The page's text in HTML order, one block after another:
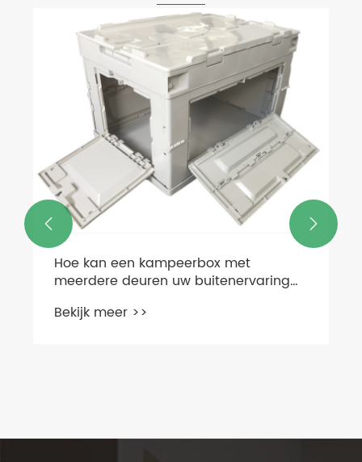
Hoe kan een kampeerbox met
meerdere deuren uw buitenervaring
Bekijk meer >>
 